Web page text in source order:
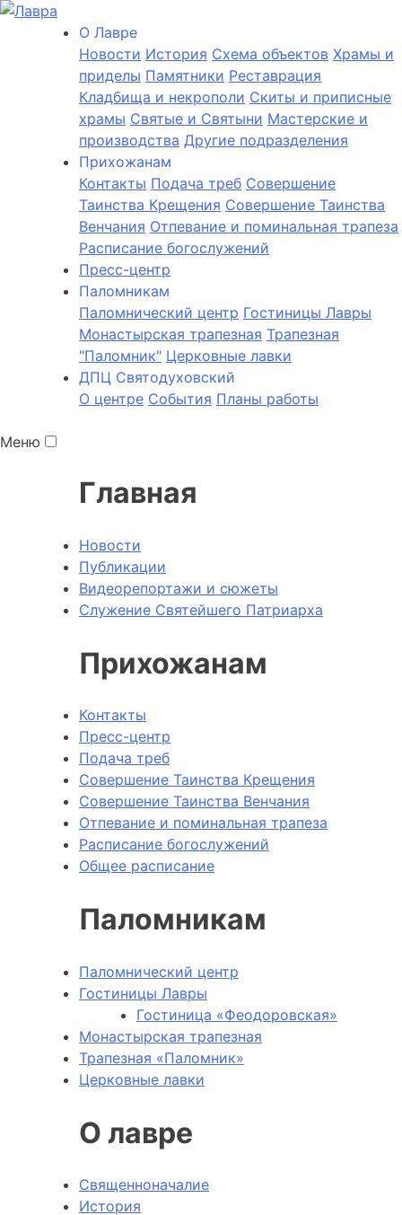
О Лаврe
Новости История Cхема объектов Храмы и
приделы Памятники Реставрация
Кладбища и некрополи Скиты и приписные
храмы Святые и Святыни Мастерские и
производства Другие подразделения
Прихожанам
Контакты Подача треб Совершение
Таинства Крещения Совершение Таинства
Венчания Отпевание и поминальная трапеза
Расписание богослужений
Пресс-центр
Паломникам
Паломнический центр Гостиницы Лавры
Монастырская трапезная Трапезная
"Паломник" Церковные лавки
ДПЦ Святодуховский
О центре События Планы работы
Меню
Главная
Новости
Публикации
Видеорепортажи и сюжеты
Служение Святейшего Патриарха
Прихожанам
Контакты
Пресс-центр
Подача треб
Совершение Таинства Крещения
Совершение Таинства Венчания
Отпевание и поминальная трапеза
Расписание богослужений
Общее расписание
Паломникам
Паломнический центр
Гостиницы Лавры
Гостиница «Феодоровская»
Монастырская трапезная
Трапезная «Паломник»
Церковные лавки
О лавре
Священноначалие
История